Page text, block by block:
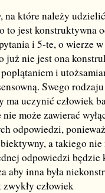
które należy udzielić
to jest konstruktywna
i 5-te, o wierze
już nie jest ona
i
Swego
ma uczynić człowiek
nie może zawierać
odpowiedzi,
a takiego nie
odpowiedzi
aby inna była
człowiek